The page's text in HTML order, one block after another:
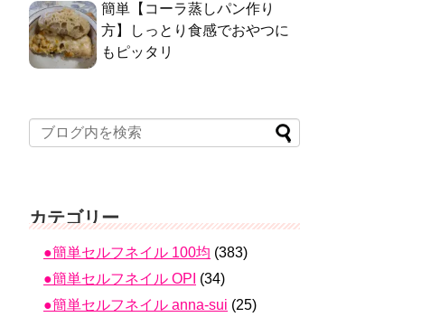
簡単【コーラ蒸しパン作り
方】しっとり食感でおやつに
もピッタリ
カテゴリー
●簡単セルフネイル 100均 (383)
●簡単セルフネイル OPI (34)
●簡単セルフネイル anna-sui (25)